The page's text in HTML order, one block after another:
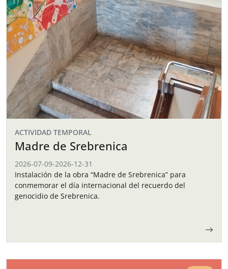
ACTIVIDAD TEMPORAL
Madre de Srebrenica
2026-07-09-2026-12-31
Instalación de la obra “Madre de Srebrenica” para
conmemorar el día internacional del recuerdo del
genocidio de Srebrenica.